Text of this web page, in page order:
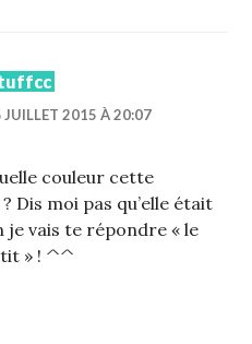
JUILLET 2015 À 20:07
couleur cette
Dis moi pas qu’elle était
je vais te répondre « le
» ! ^^